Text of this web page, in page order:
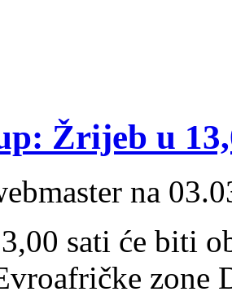
Žrijeb u
na
sati će biti
zone